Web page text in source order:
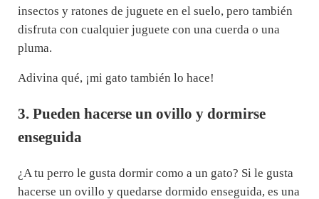
insectos y ratones de juguete en el suelo, pero también
disfruta con cualquier juguete con una cuerda o una
pluma.
Adivina qué, ¡mi gato también lo hace!
3. Pueden hacerse un ovillo y dormirse
enseguida
¿A tu perro le gusta dormir como a un gato? Si le gusta
hacerse un ovillo y quedarse dormido enseguida, es una